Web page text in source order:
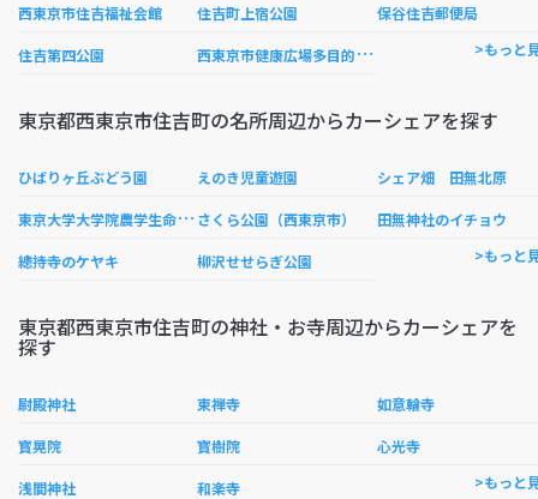
西東京市住吉福祉会館 住吉町上宿公園 保谷住吉郵便局
住吉第四公園 西
東京市健康広場多目的運動広場 >もっと
東京都西東京市住吉町の名所周辺からカーシェアを探す
ひばりヶ丘ぶどう園 えのき児童遊園 シェア畑 田無北原
東
京大学大学院農学生命科学研究科附属生態調和農学機構 さくら公園（西東京市） 田無神社のイチョウ
總持寺のケヤキ 柳沢せせらぎ公園 >もっと
東京都西東京市住吉町の神社・お寺周辺からカーシェアを
探す
尉殿神社 東禅寺 如意輪寺
寳晃院 寳樹院 心光寺
浅間神社 和楽寺 >もっと